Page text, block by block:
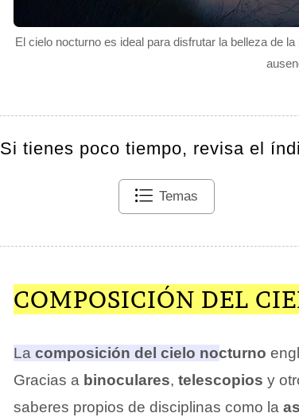
El cielo nocturno es ideal para disfrutar la belleza de
Si tienes poco tiempo, revisa el
Temas
COMPOSICIÓN DEL
La composición del cielo nocturno
Gracias a binoculares, telescopios y
saberes propios de disciplinas como la